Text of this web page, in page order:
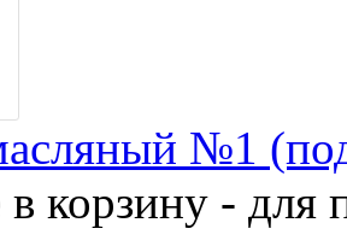
№1
в корзину - для